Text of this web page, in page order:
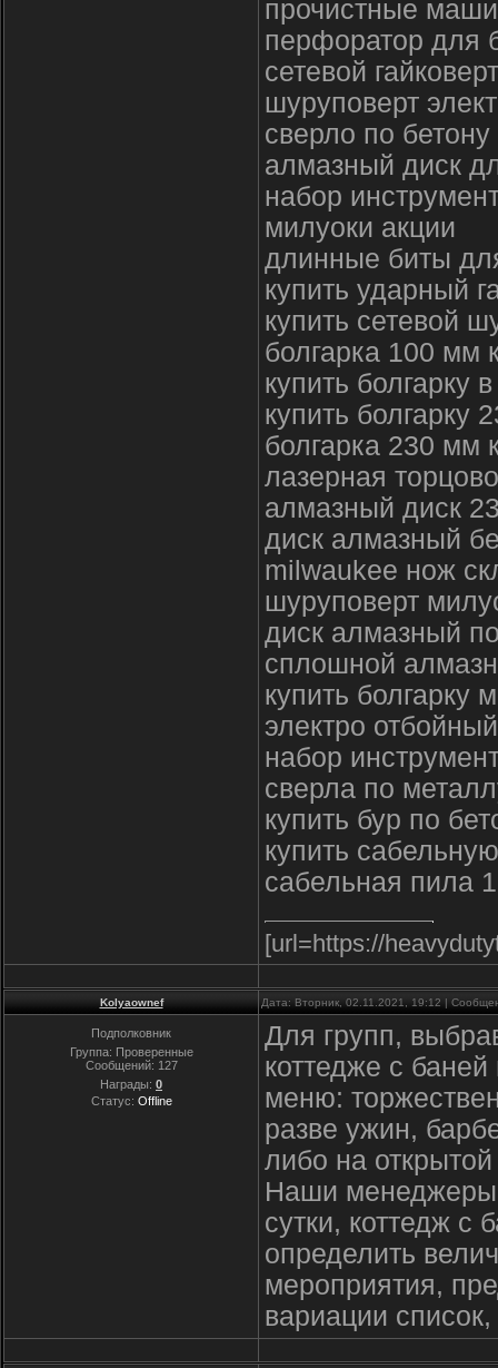
прочистные
перфоратор для
сетевой
шуруповерт
сверло по бетону
алмазный диск
набор
милуоки акции
длинные биты
купить ударный
купить сетевой
болгарка 100 мм
купить болгарку
купить болгарку
болгарка 230 мм
лазерная
алмазный диск
диск алмазный
milwaukee нож
шуруповерт
диск алмазный
сплошной
купить болгарку
электро
набор
сверла по
купить бур по
купить
сабельная пила
[url=https://
Kolyaownef Дата: Вторник, 02.11.2021, 19:12 |
Подполковник
Группа: Проверенные
Сообщений: 127
Награды: 0
Статус: Offline
Для групп,
коттедже с
меню:
разве ужин,
либо на
Наши менеджеры
сутки, коттедж с
определить
мероприятия,
вариации